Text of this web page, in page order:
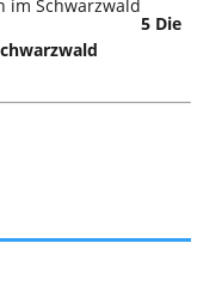
5 Die